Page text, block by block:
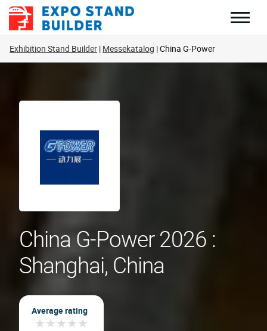
Zum
Inhalt
Exhibition Stand Builder Messekatalog China G-Power
China G-Power 2026 :
Shanghai, China
Average rating
★★★★★
★★★★★